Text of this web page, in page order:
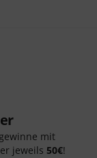
mit
jeweils 50€!